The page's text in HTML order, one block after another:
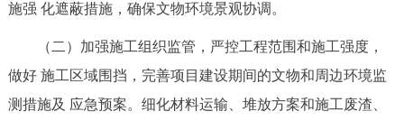
施强 化遮蔽措施，确保文物环境景观协调。
（二）加强施工组织监管，严控工程范围和施工强度，
做好 施工区域围挡，完善项目建设期间的文物和周边环境监
测措施及 应急预案。细化材料运输、堆放方案和施工废渣、